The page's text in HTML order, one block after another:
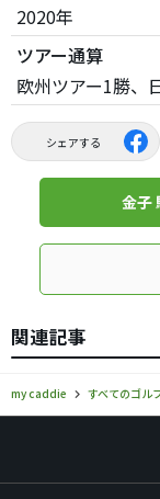
2020年
ツアー通算
欧州ツアー1勝、
シェアする
金子
関連記事
my caddie すべてのゴル